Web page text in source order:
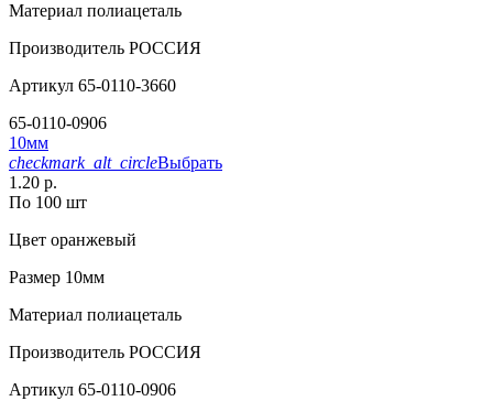
Материал полиацеталь
Производитель РОССИЯ
Артикул 65-0110-3660
65-0110-0906
10мм
checkmark_alt_circleВыбрать
1.20 р.
По 100 шт
Цвет оранжевый
Размер 10мм
Материал полиацеталь
Производитель РОССИЯ
Артикул 65-0110-0906